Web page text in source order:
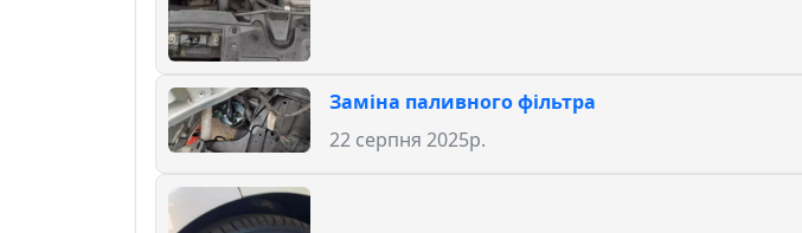
Заміна паливного фільтра
22 серпня 2025р.